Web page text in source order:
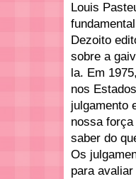
Louis
Dezoito
sobre a
la. Em
nos
julgamento
nossa
saber do
Os
para